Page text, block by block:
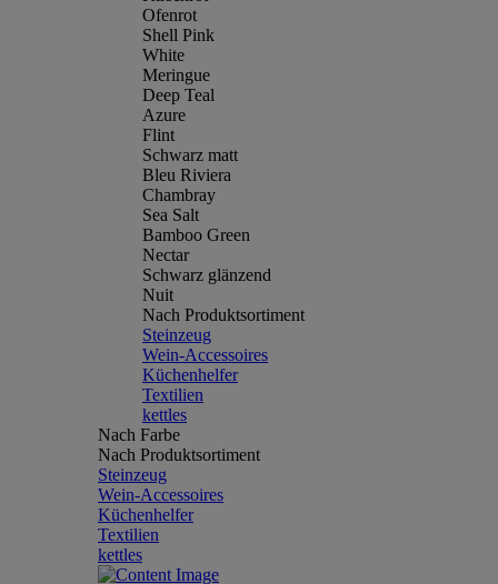
Ofenrot
Shell Pink
White
Meringue
Deep Teal
Azure
Flint
Schwarz matt
Bleu Riviera
Chambray
Sea Salt
Bamboo Green
Nectar
Schwarz glänzend
Nuit
Nach Produktsortiment
Steinzeug
Wein-Accessoires
Küchenhelfer
Textilien
kettles
Nach Farbe
Nach Produktsortiment
Steinzeug
Wein-Accessoires
Küchenhelfer
Textilien
kettles